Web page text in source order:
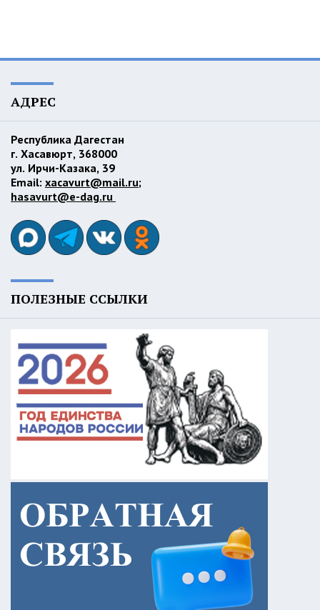
АДРЕС
Республика Дагестан
г. Хасавюрт, 368000
ул. Ирчи-Казака, 39
Email: xacavurt@mail.ru;
hasavurt@e-dag.ru
ПОЛЕЗНЫЕ ССЫЛКИ